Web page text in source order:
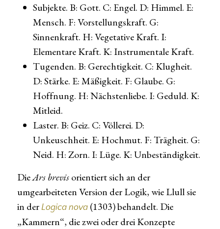
Subjekte. B: Gott. C: Engel. D: Himmel. E:
Mensch. F: Vorstellungskraft. G:
Sinnenkraft. H: Vegetative Kraft. I:
Elementare Kraft. K: Instrumentale Kraft.
Tugenden. B: Gerechtigkeit. C: Klugheit.
D: Stärke. E: Mäßigkeit. F: Glaube. G:
Hoffnung. H: Nächstenliebe. I: Geduld. K:
Mitleid.
Laster. B: Geiz. C: Völlerei. D:
Unkeuschheit. E: Hochmut. F: Trägheit. G:
Neid. H: Zorn. I: Lüge. K: Unbeständigkeit.
DieArs brevisorientiert sich an der
umgearbeiteten Version der Logik, wie Llull sie
in der Logica nova (1303) behandelt. Die
„Kammern“, die zwei oder drei Konzepte